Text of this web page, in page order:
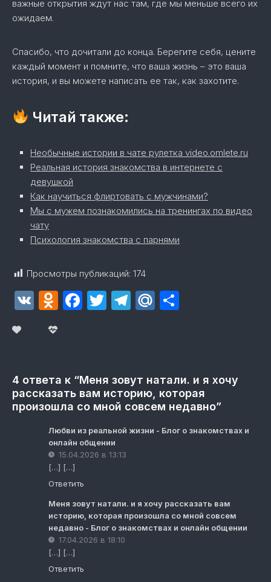
важные открытия ждут нас там, где мы меньше всего их
ожидаем.
Спасибо, что дочитали до конца. Берегите себя, цените
каждый момент и помните, что ваша жизнь – это ваша
история, и вы можете написать ее так, как захотите.
Читай также:
Необычные истории в чате рулетка video.omlete.ru
Реальная история знакомства в интернете с
девушкой
Как научиться флиртовать с мужчинами?
Мы с мужем познакомились на тренингах по видео
чату
Психология знакомства с парнями
Просмотры публикаций: 174
VK Odnoklassniki
Facebook
Twitter
Telegram
Mail.Ru
4 ответа к “Меня зовут натали. и я хочу
рассказать вам историю, которая
произошла со мной совсем недавно”
Любви из реальной жизни - Блог о знакомствах и
онлайн общении
15.04.2026 в 13:13
[…] […]
Ответить
Меня зовут натали. и я хочу рассказать вам
историю, которая произошла со мной совсем
недавно - Блог о знакомствах и онлайн общении
17.04.2026 в 18:10
[…] […]
Ответить